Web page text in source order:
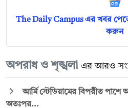
The Daily Campus এর খবর
করুন
অপরাধ ও শৃঙ্খলা এর আরও
আর্মি স্টেডিয়ামের বিপরীত পাশে
অতঃপর...